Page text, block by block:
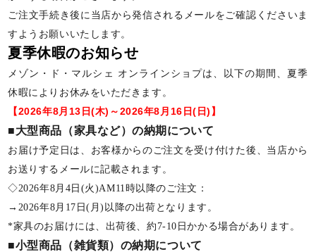
ご注文手続き後に当店から発信されるメールをご確認くださいま
すようお願いいたします。
夏季休暇のお知らせ
メゾン・ド・マルシェ オンラインショプは、以下の期間、夏季
休暇によりお休みをいただきます。
【2026年8月13日(木)～2026年8月16日(日)】
■大型商品（家具など）の納期について
お届け予定日は、お客様からのご注文を受け付けた後、当店から
お送りするメールに記載されます。
◇2026年8月4日(火)AM11時以降のご注文：
→2026年8月17日(月)以降の出荷となります。
*家具のお届けには、出荷後、約7-10日かかる場合があります。
■小型商品（雑貨類）の納期について